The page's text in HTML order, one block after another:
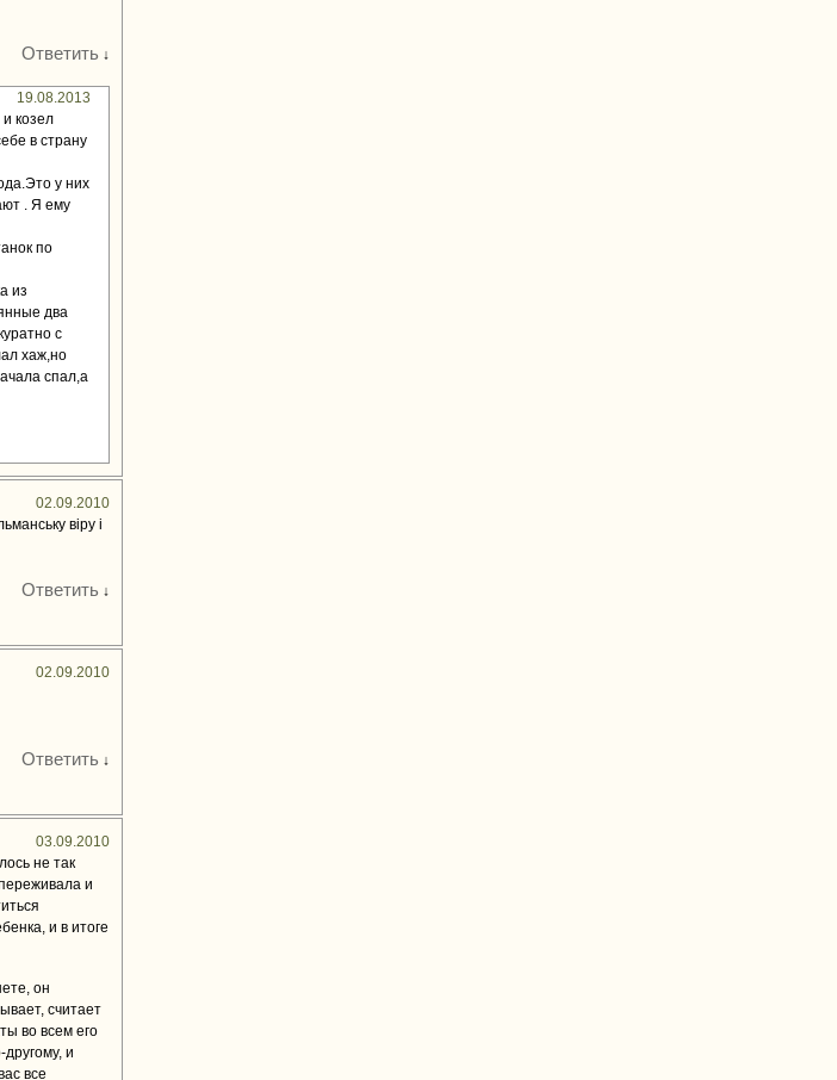
Ответить ↓
19.08.2013
козел
в страну
у них
. Я ему
по
из
два
с
хаж,но
спал,а
02.09.2010
віру і
Ответить ↓
02.09.2010
Ответить ↓
03.09.2010
не так
и
и в итоге
он
считает
во всем его
и
все